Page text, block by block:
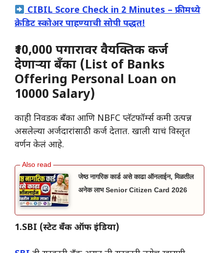
CIBIL Score Check in 2 Minutes – फ्रीमध्ये
क्रेडिट स्कोअर पाहण्याची सोपी पद्धत!
₹10,000 पगारावर वैयक्तिक कर्ज
देणाऱ्या बँका (List of Banks
Offering Personal Loan on
10000 Salary)
काही निवडक बँका आणि NBFC प्लॅटफॉर्म्स कमी उत्पन्न
असलेल्या अर्जदारांसाठी कर्ज देतात. खाली याचं विस्तृत
वर्णन केलं आहे.
जेष्ठ नागरिक कार्ड असे काढा ऑनलाईन, मिळतील
अनेक लाभ Senior Citizen Card 2026
1.SBI (स्टेट बँक ऑफ इंडिया)